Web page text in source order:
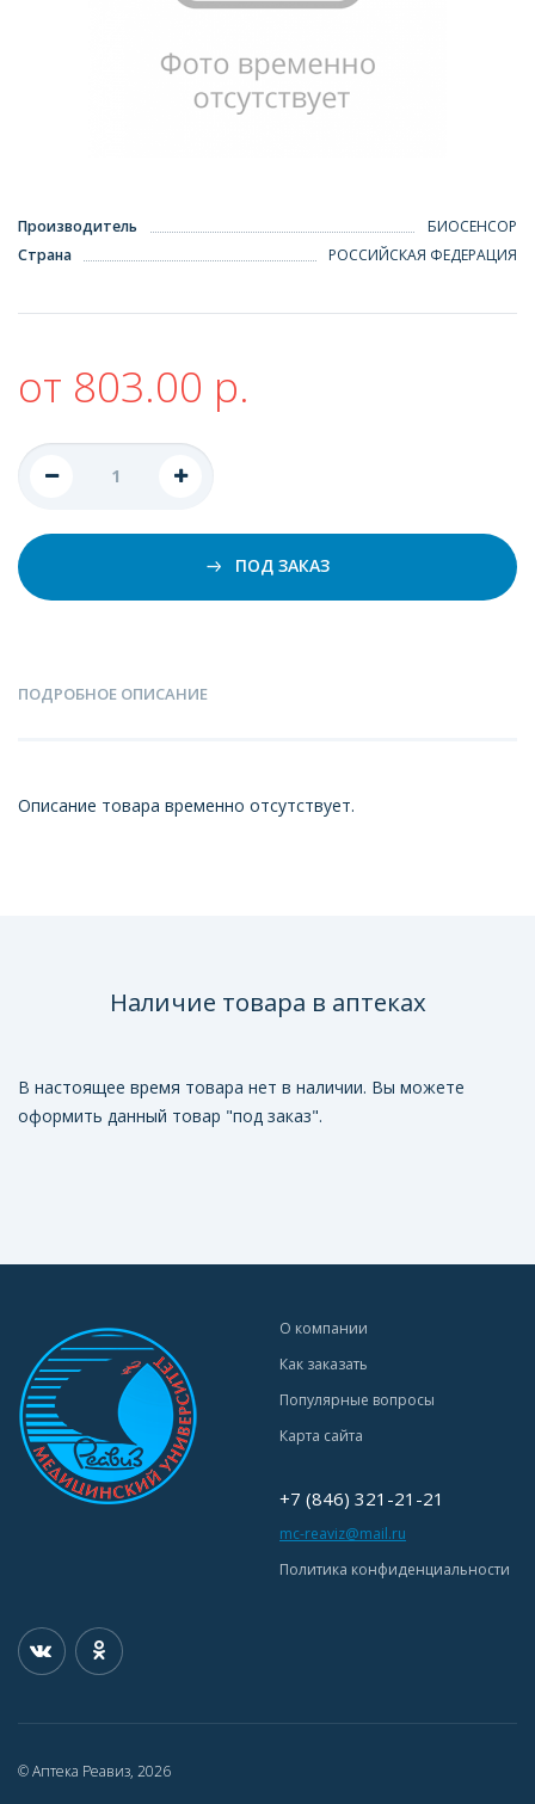
Производитель
БИОСЕНСОР
Страна
РОССИЙСКАЯ ФЕДЕРАЦИЯ
от 803.00 р.
ПОД ЗАКАЗ
ПОДРОБНОЕ ОПИСАНИЕ
Описание товара временно отсутствует.
Наличие товара в аптеках
В настоящее время товара нет в наличии. Вы можете
оформить данный товар "под заказ".
О компании
Как заказать
Популярные вопросы
Карта сайта
+7 (846) 321-21-21
mc-reaviz@mail.ru
Политика конфиденциальности
© Аптека Реавиз, 2026